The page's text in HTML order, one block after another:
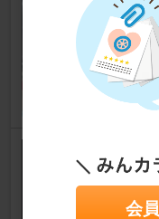
会